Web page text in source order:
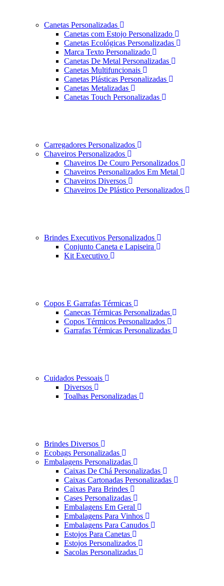
Canetas Personalizadas
Canetas com Estojo Personalizado
Canetas Ecológicas Personalizadas
Marca Texto Personalizado
Canetas De Metal Personalizadas
Canetas Multifuncionais
Canetas Plásticas Personalizadas
Canetas Metalizadas
Canetas Touch Personalizadas
Carregadores Personalizados
Chaveiros Personalizados
Chaveiros De Couro Personalizados
Chaveiros Personalizados Em Metal
Chaveiros Diversos
Chaveiros De Plástico Personalizados
Brindes Executivos Personalizados
Conjunto Caneta e Lapiseira
Kit Executivo
Copos E Garrafas Térmicas
Canecas Térmicas Personalizadas
Copos Térmicos Personalizados
Garrafas Térmicas Personalizadas
Cuidados Pessoais
Diversos
Toalhas Personalizadas
Brindes Diversos
Ecobags Personalizadas
Embalagens Personalizadas
Caixas De Chá Personalizadas
Caixas Cartonadas Personalizadas
Caixas Para Brindes
Cases Personalizadas
Embalagens Em Geral
Embalagens Para Vinhos
Embalagens Para Canudos
Estojos Para Canetas
Estojos Personalizados
Sacolas Personalizadas